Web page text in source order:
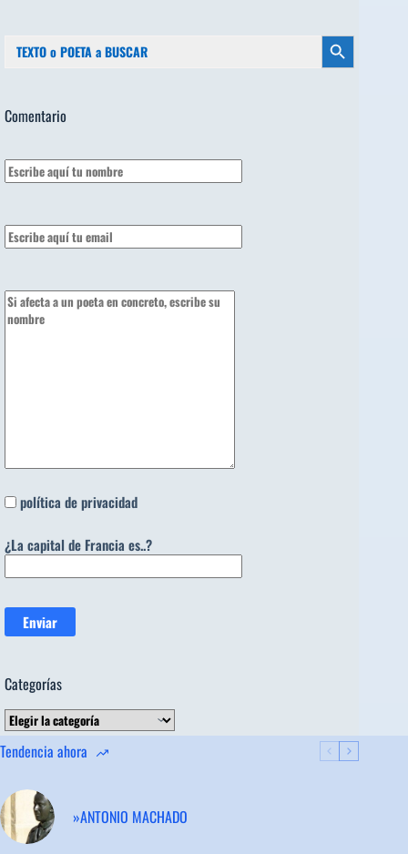
Botón de búsqueda
Comentario
política de privacidad
¿La capital de Francia es..?
Categorías
Categorías
Tendencia ahora
»ANTONIO MACHADO